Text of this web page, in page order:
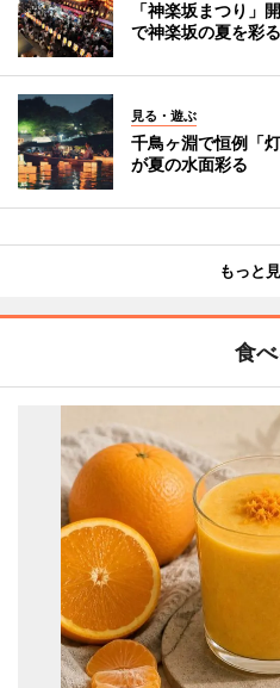
「神楽坂まつり」
で神楽坂の夏を彩る
見る・遊ぶ
千鳥ヶ淵で恒例「
が夏の水面彩る
もっと
食